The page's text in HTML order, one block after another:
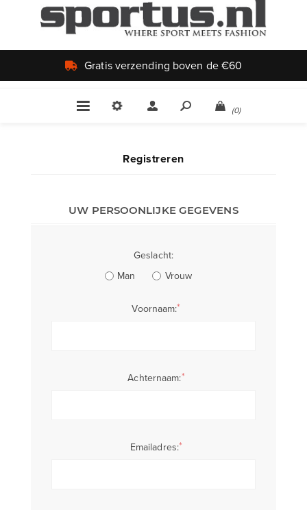
Gratis verzending boven de €60
(0)
Registreren
UW PERSOONLIJKE GEGEVENS
Geslacht:
Man
Vrouw
Voornaam:*
Achternaam:*
Emailadres:*